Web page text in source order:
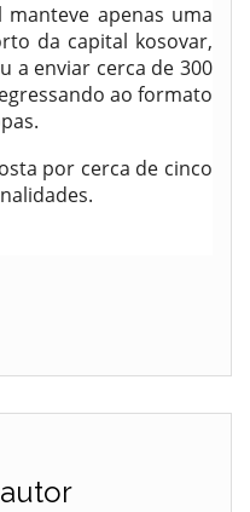
manteve apenas uma
da capital kosovar,
a enviar cerca de 300
ao formato
por cerca de cinco